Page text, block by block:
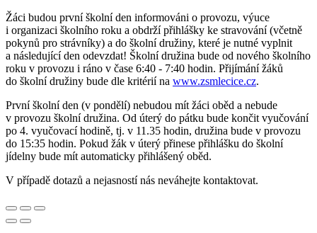
Žáci budou první školní den informováni o provozu, výuce
i organizaci školního roku a obdrží přihlášky ke stravování (včetně
pokynů pro strávníky) a do školní družiny, které je nutné vyplnit
a následující den odevzdat! Školní družina bude od nového školního
roku v provozu i ráno v čase 6:40 - 7:40 hodin. Přijímání žáků
do školní družiny bude dle kritérií na www.zsmlecice.cz.
První školní den (v pondělí) nebudou mít žáci oběd a nebude
v provozu školní družina. Od úterý do pátku bude končit vyučování
po 4. vyučovací hodině, tj. v 11.35 hodin, družina bude v provozu
do 15:35 hodin. Pokud žák v úterý přinese přihlášku do školní
jídelny bude mít automaticky přihlášený oběd.
V případě dotazů a nejasností nás neváhejte kontaktovat.